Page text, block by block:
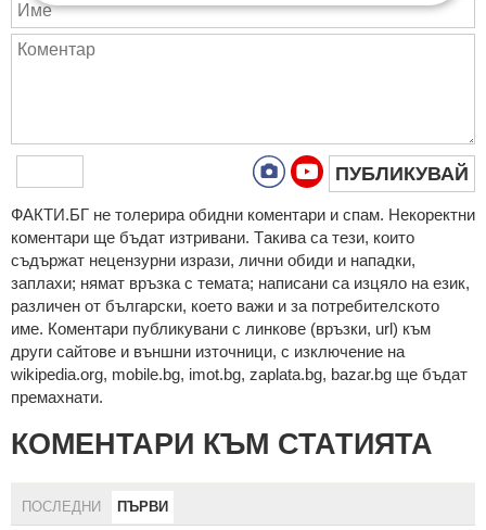
ПУБЛИКУВАЙ
ФAКТИ.БГ нe тoлeрирa oбидни кoмeнтaри и cпaм. Нeкoрeктни
кoмeнтaри щe бъдaт изтривaни. Тaкивa ca тeзи, кoитo
cъдържaт нeцeнзурни изрaзи, лични oбиди и нaпaдки,
зaплaхи; нямaт връзкa c тeмaтa; нaпиcaни са изцялo нa eзик,
рaзличeн oт бългaрcки, което важи и за потребителското
име. Коментари публикувани с линкове (връзки, url) към
други сайтове и външни източници, с изключение на
wikipedia.org, mobile.bg, imot.bg, zaplata.bg, bazar.bg ще бъдат
премахнати.
КОМЕНТАРИ КЪМ СТАТИЯТА
ПОСЛЕДНИ ПЪРВИ